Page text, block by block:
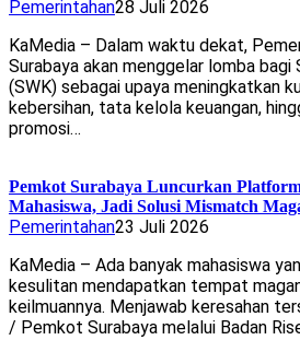
Pemerintahan28 Juli 2026
KaMedia – Dalam waktu dekat,
Surabaya akan menggelar lomba bagi
(SWK) sebagai upaya meningkatkan
kebersihan, tata kelola keuangan,
promosi…
Pemkot Surabaya Luncurkan
Mahasiswa, Jadi Solusi Mismatch
Pemerintahan23 Juli 2026
KaMedia – Ada banyak mahasiswa
kesulitan mendapatkan tempat
keilmuannya. Menjawab keresahan
/ Pemkot Surabaya melalui Badan